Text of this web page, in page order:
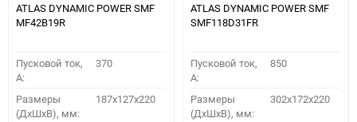
ATLAS DYNAMIC POWER SMF
MF42B19R
Пусковой ток,
A:
370
Размеры
(ДхШхВ), мм:
187x127x220
ATLAS DYNAMIC POWER SMF
SMF118D31FR
Пусковой ток,
A:
850
Размеры
(ДхШхВ), мм:
302x172x220